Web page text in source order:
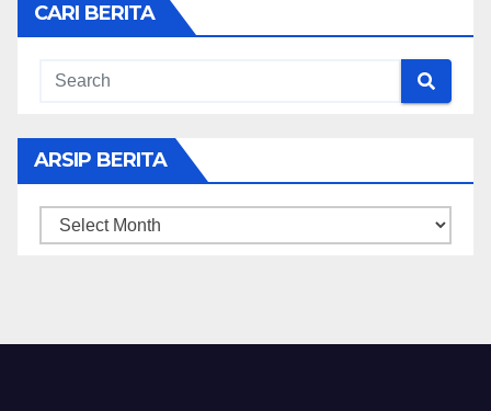
CARI BERITA
ARSIP BERITA
ARSIP